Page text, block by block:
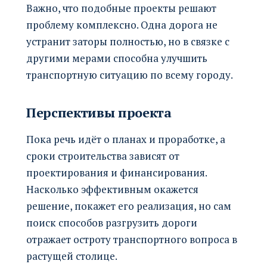
Важно, что подобные проекты решают
проблему комплексно. Одна дорога не
устранит заторы полностью, но в связке с
другими мерами способна улучшить
транспортную ситуацию по всему городу.
Перспективы проекта
Пока речь идёт о планах и проработке, а
сроки строительства зависят от
проектирования и финансирования.
Насколько эффективным окажется
решение, покажет его реализация, но сам
поиск способов разгрузить дороги
отражает остроту транспортного вопроса в
растущей столице.